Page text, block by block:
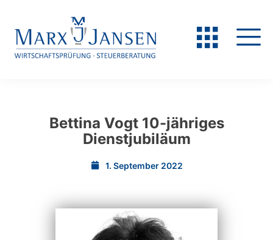
Bettina Vogt 10-jähriges
Dienstjubiläum
1. September 2022